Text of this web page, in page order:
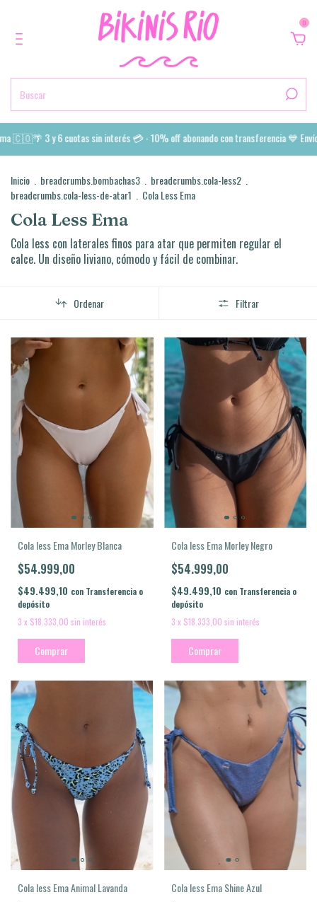
0
🇨🇴🌴 3 y 6 cuotas sin interés 💳 - 10% off abonando con transferencia 💙
Inicio breadcrumbs.bombachas3 breadcrumbs.cola-less2
breadcrumbs.cola-less-de-atar1
Cola Less Ema
Cola Less Ema
Cola less con laterales finos para atar que permiten regular el
calce. Un diseño liviano, cómodo y fácil de combinar.
Ordenar Filtrar
Cola less Ema Morley Blanca
$54.999,00
$49.499,10 con Transferencia o
depósito
3 x $18.333,00 sin interés
Comprar
Cola less Ema Morley Negro
$54.999,00
$49.499,10 con Transferencia o
depósito
3 x $18.333,00 sin interés
Comprar
Cola less Ema Animal Lavanda Cola less Ema Shine Azul